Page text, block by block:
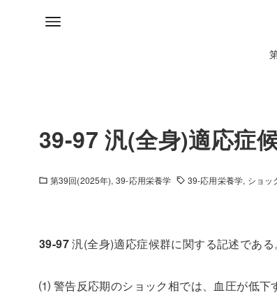
39-97 汎(全身)適応症
第39回(2025年) 39-応用栄養学 39-応用栄養学 ショッ
39-97汎(全身)適応症候群に関する記述である
⑴ 警告反応期のショック相では、血圧が低下